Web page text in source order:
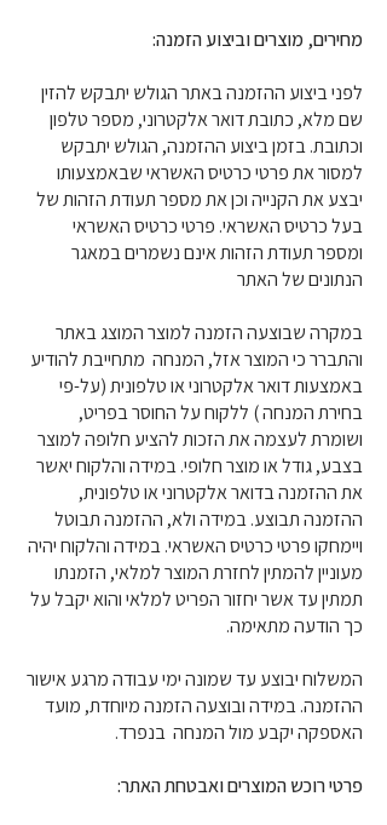
מחירים, מוצרים וביצוע הזמנה:
לפני ביצוע ההזמנה באתר הגולש יתבקש להזין
שם מלא, כתובת דואר אלקטרוני, מספר טלפון
וכתובת. בזמן ביצוע ההזמנה, הגולש יתבקש
למסור את פרטי כרטיס האשראי שבאמצעותו
יבצע את הקנייה וכן את מספר תעודת הזהות של
בעל כרטיס האשראי. פרטי כרטיס האשראי
ומספר תעודת הזהות אינם נשמרים במאגר
הנתונים של האתר
במקרה שבוצעה הזמנה למוצר המוצג באתר
והתברר כי המוצר אזל, המנחה מתחייבת להודיע
באמצעות דואר אלקטרוני או טלפונית (על-פי
בחירת המנחה ) ללקוח על החוסר בפריט,
ושומרת לעצמה את הזכות להציע חלופה למוצר
בצבע, גודל או מוצר חלופי. במידה והלקוח יאשר
את ההזמנה בדואר אלקטרוני או טלפונית,
ההזמנה תבוצע. במידה ולא, ההזמנה תבוטל
ויימחקו פרטי כרטיס האשראי. במידה והלקוח יהיה
מעוניין להמתין לחזרת המוצר למלאי, הזמנתו
תמתין עד אשר יחזור הפריט למלאי והוא יקבל על
כך הודעה מתאימה.
המשלוח יבוצע עד שמונה ימי עבודה מרגע אישור
ההזמנה. במידה ובוצעה הזמנה מיוחדת, מועד
האספקה יקבע מול המנחה בנפרד.
פרטי רוכש המוצרים ואבטחת האתר: